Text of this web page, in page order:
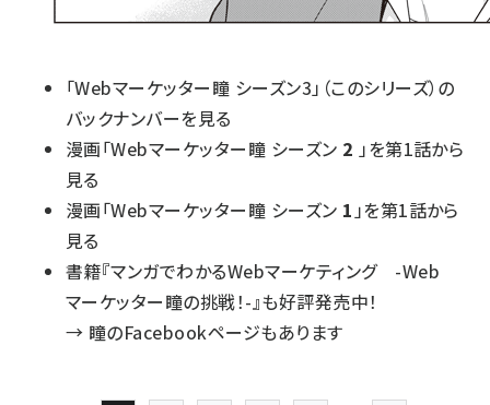
「Webマーケッター瞳 シーズン3」（このシリーズ）の
バックナンバーを見る
漫画「Webマーケッター瞳 シーズン 2 」を第1話から
見る
漫画「Webマーケッター瞳 シーズン 1」を第1話から
見る
書籍『マンガでわかるWebマーケティング -Web
マーケッター瞳の挑戦！-』も好評発売中！
→ 瞳のFacebookページもあります